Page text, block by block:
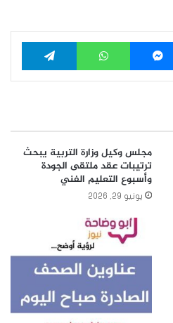
ماسنجر واتساب
مجلس وكيل وزارة التربية يبحث
ترتيبات عقد ملتقى الجودة
وأسبوع التعليم الفني
يونيو 29, 2026